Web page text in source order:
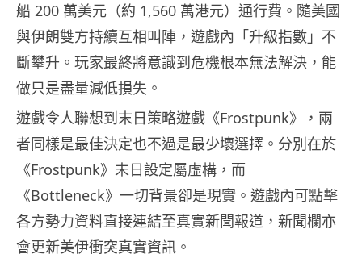
船 200 萬美元（約 1,560 萬港元）通行費。隨美國
與伊朗雙方持續互相叫陣，遊戲內「升級指數」不
斷攀升。玩家最終將意識到危機根本無法解決，能
做只是盡量減低損失。
遊戲令人聯想到末日策略遊戲《Frostpunk》，兩
者同樣是最佳決定也不過是最少壞選擇。分別在於
《Frostpunk》末日設定屬虛構，而
《Bottleneck》一切背景卻是現實。遊戲內可點擊
各方勢力資料直接連結至真實新聞報道，新聞欄亦
會更新美伊衝突真實資訊。